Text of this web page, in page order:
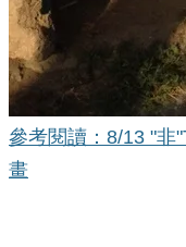
參考閱讀：8/13 "非
畫